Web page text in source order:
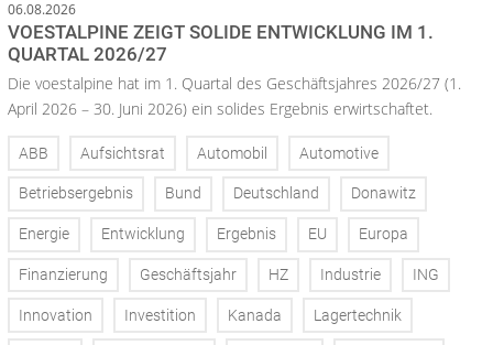
06.08.2026
VOESTALPINE ZEIGT SOLIDE ENTWICKLUNG IM 1.
QUARTAL 2026/27
Die voestalpine hat im 1. Quartal des Geschäftsjahres 2026/27 (1.
April 2026 – 30. Juni 2026) ein solides Ergebnis erwirtschaftet.
ABB Aufsichtsrat Automobil Automotive
Betriebsergebnis Bund Deutschland Donawitz
Energie Entwicklung Ergebnis EU Europa
Finanzierung Geschäftsjahr HZ Industrie ING
Innovation Investition Kanada Lagertechnik